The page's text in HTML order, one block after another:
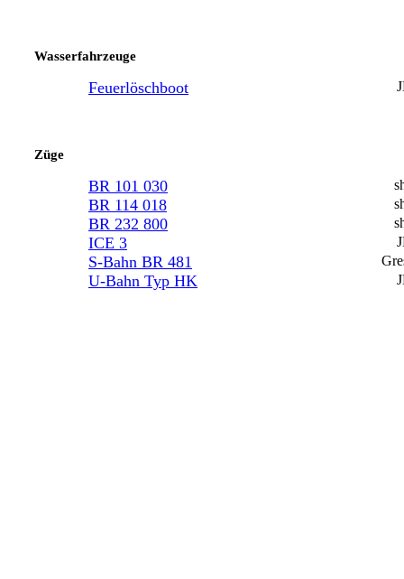
Wasserfahrzeuge
Feuerlöschboot
Züge
BR 101 030
BR 114 018
BR 232 800
ICE 3
S-Bahn BR 481
U-Bahn Typ HK